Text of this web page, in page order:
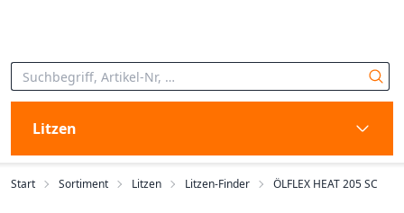
Litzen
Start Sortiment Litzen Litzen-Finder ÖLFLEX HEAT 205 SC